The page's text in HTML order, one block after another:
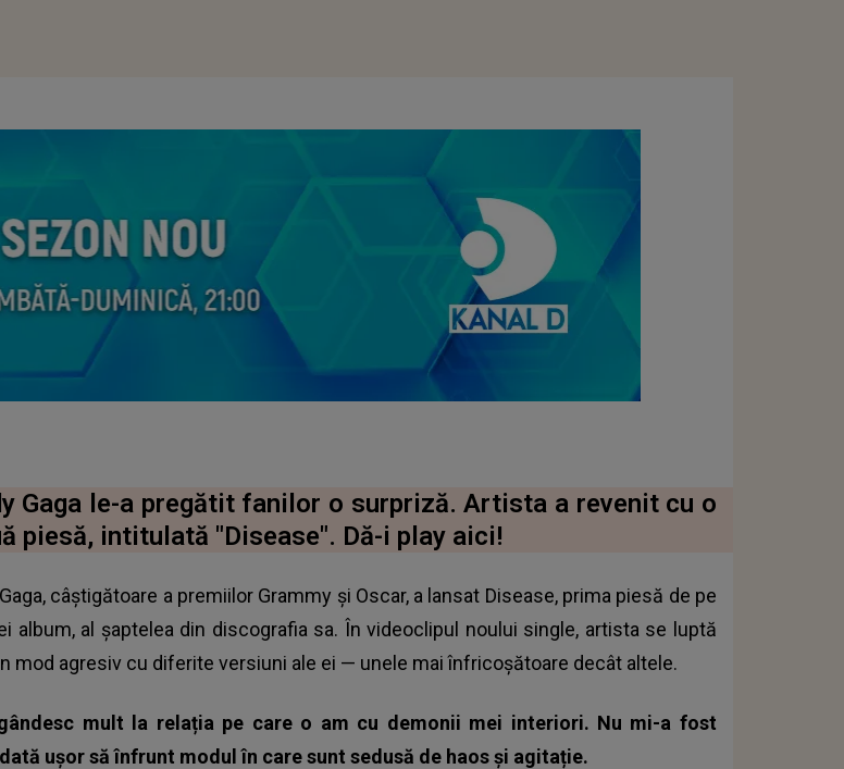
ARTICOLUL
Gaga le-a pregătit fanilor o surpriză. Artista a revenit cu o
piesă, intitulată "Disease". Dă-i play aici!
câștigătoare a premiilor Grammy și Oscar, a lansat Disease, prima piesă de pe
album, al șaptelea din discografia sa. În videoclipul noului single, artista se luptă
mod agresiv cu diferite versiuni ale ei — unele mai înfricoșătoare decât altele.
mult la relația pe care o am cu demonii mei interiori. Nu mi-a fost
ușor să înfrunt modul în care sunt sedusă de haos și agitație.